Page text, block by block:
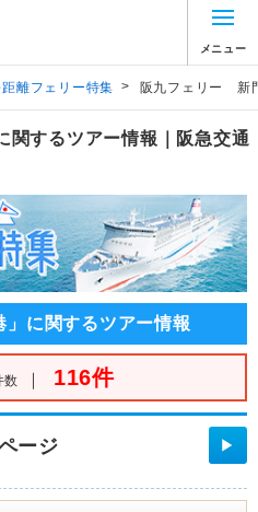
メニュー
離フェリー特集 > 阪九フェリー 新
関するツアー情報｜阪急交通
に関するツアー情報
数 ｜ 116件
ージ ▶